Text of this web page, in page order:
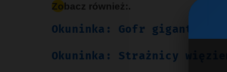
Zobacz również:.
Okuninka: Gofr gigant
Okuninka: Strażnicy